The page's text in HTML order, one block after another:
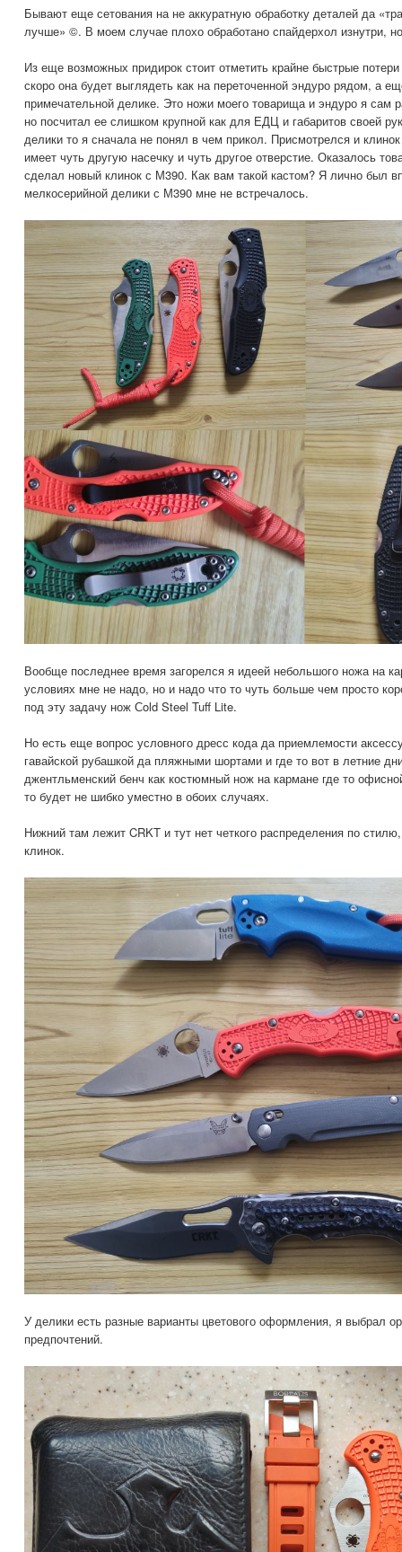
Бывают еще сетования на не аккуратную обработку деталей да
лучше» ©. В моем случае плохо обработано спайдерхол изнутри,
Из еще возможных придирок стоит отметить крайне быстрые
скоро она будет выглядеть как на переточенной эндуро рядом, а
примечательной делике. Это ножи моего товарища и эндуро я сам
но посчитал ее слишком крупной как для ЕДЦ и габаритов своей
делики то я сначала не понял в чем прикол. Присмотрелся и
имеет чуть другую насечку и чуть другое отверстие. Оказалось
сделал новый клинок с М390. Как вам такой кастом? Я лично был
мелкосерийной делики с М390 мне не встречалось.
Вообще последнее время загорелся я идеей небольшого ножа на
условиях мне не надо, но и надо что то чуть больше чем просто
под эту задачу нож Сold Steel Tuff Lite.
Но есть еще вопрос условного дресс кода да приемлемости
гавайской рубашкой да пляжными шортами и где то вот в летние
джентльменский бенч как костюмный нож на кармане где то
то будет не шибко уместно в обоих случаях.
Нижний там лежит CRKT и тут нет четкого распределения по
клинок.
У делики есть разные варианты цветового оформления, я выбрал
предпочтений.